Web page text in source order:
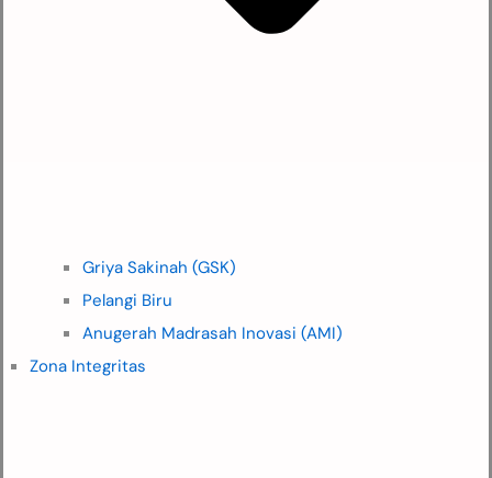
Griya Sakinah (GSK)
Pelangi Biru
Anugerah Madrasah Inovasi (AMI)
Zona Integritas